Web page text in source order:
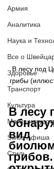
Армия
Аналитика
Наука и
Все о
Здоровье
Транспорт
Культура
Магия
Swiss Афиша
Стиль
В лесу под
грибы
В лесу
вид